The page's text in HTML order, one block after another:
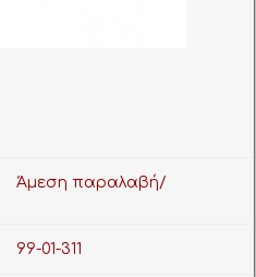
Άμεση παραλαβή/
99-01-311